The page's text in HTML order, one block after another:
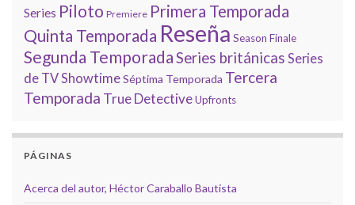
Series Piloto Premiere Primera Temporada
Quinta Temporada Reseña Season Finale
Segunda TemporadaSeries británicas Series
de TVShowtimeSéptima Temporada Tercera
Temporada True DetectiveUpfronts
PÁGINAS
Acerca del autor, Héctor Caraballo Bautista